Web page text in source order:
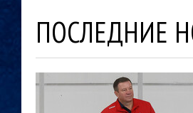
ПОСЛЕДНИЕ